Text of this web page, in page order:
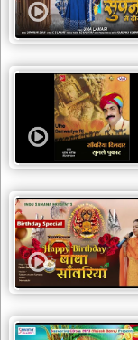
बावा
लाल
दयाल
bhajans
शनि
देव
भजन
shani
dev
bhajans
आज
का
भजन
bhajan